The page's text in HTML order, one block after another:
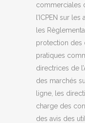
commerciales
l’ICPEN sur
les
protection des
pratiques
directrices de
des marchés
ligne, les
charge des
des avis des